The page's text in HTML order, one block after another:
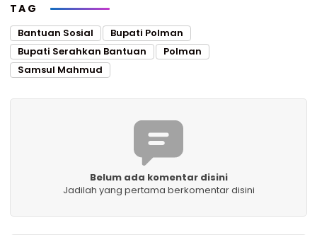
TAG
Bantuan Sosial
Bupati Polman
Bupati Serahkan Bantuan
Polman
Samsul Mahmud
Belum ada komentar disini
Jadilah yang pertama berkomentar disini